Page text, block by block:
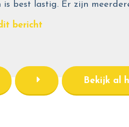
is best lastig. Er zijn
bericht
Bekijk al